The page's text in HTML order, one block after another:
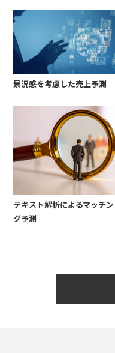
景況感を考慮した売上予測
テキスト解析によるマッチン
グ予測